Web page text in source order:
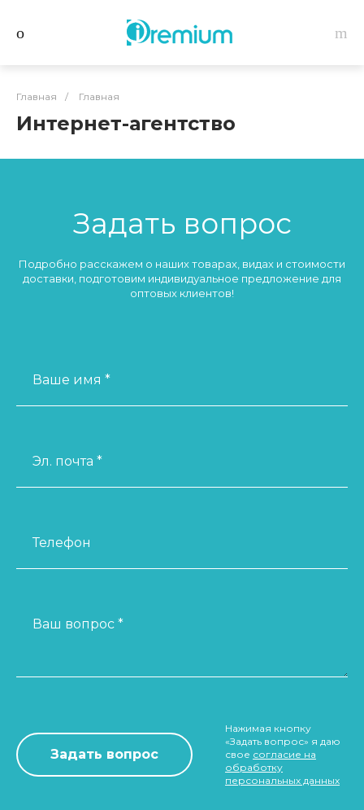
Главная / Главная
Интернет-агентство
Задать вопрос
Подробно расскажем о наших товарах, видах и стоимости
доставки, подготовим индивидуальное предложение для
оптовых клиентов!
Ваше имя *
Эл. почта *
Телефон
Ваш вопрос *
Нажимая кнопку
«Задать вопрос» я даю
свое согласие на
обработку
персональных данных